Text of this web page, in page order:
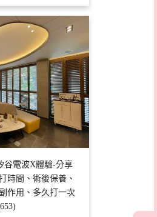
谷電波X體驗-分享
時間、術後保養、
作用、多久打一次